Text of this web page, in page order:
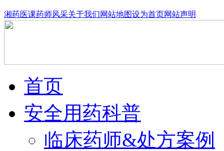
湘药医课药师风采关于我们网站地图设为首页网站声明
首页
安全用药科普
临床药师&处方案例